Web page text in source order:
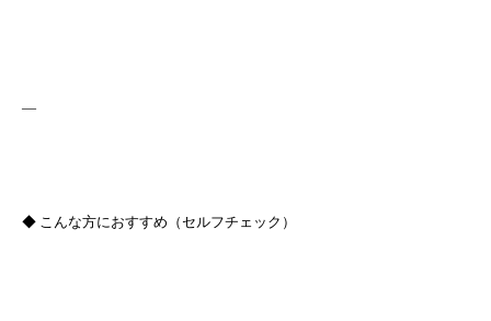
—
◆ こんな方におすすめ（セルフチェック）